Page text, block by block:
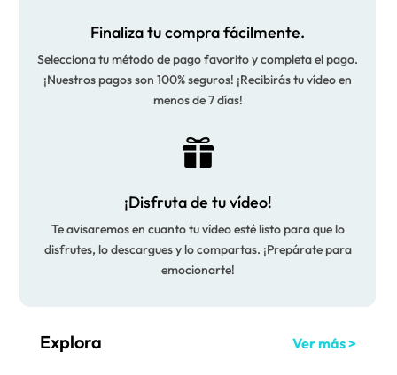
Finaliza tu compra fácilmente.
Selecciona tu método de pago favorito y completa el pago.
¡Nuestros pagos son 100% seguros! ¡Recibirás tu vídeo en
menos de 7 días!

¡Disfruta de tu vídeo!
Te avisaremos en cuanto tu vídeo esté listo para que lo
disfrutes, lo descargues y lo compartas. ¡Prepárate para
emocionarte!
Explora Ver más >